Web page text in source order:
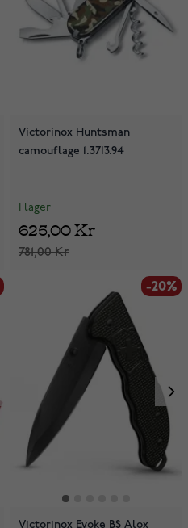
Victorinox Huntsman
camouflage 1.3713.94
I lager
781,00 Kr
625,00 Kr
-20%
Victorinox Evoke BS Alox